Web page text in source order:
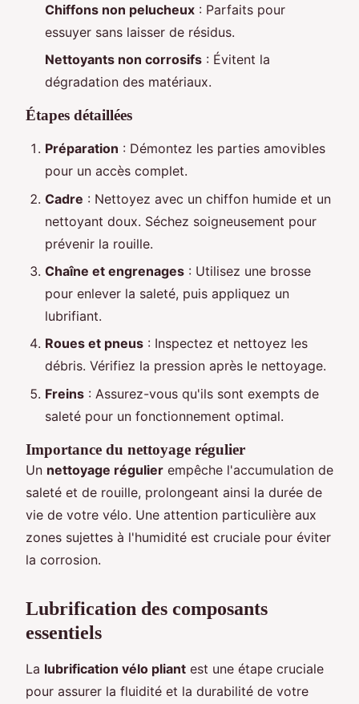
Chiffons non pelucheux : Parfaits pour
essuyer sans laisser de résidus.
Nettoyants non corrosifs : Évitent la
dégradation des matériaux.
Étapes détaillées
Préparation : Démontez les parties amovibles
pour un accès complet.
Cadre : Nettoyez avec un chiffon humide et un
nettoyant doux. Séchez soigneusement pour
prévenir la rouille.
Chaîne et engrenages : Utilisez une brosse
pour enlever la saleté, puis appliquez un
lubrifiant.
Roues et pneus : Inspectez et nettoyez les
débris. Vérifiez la pression après le nettoyage.
Freins : Assurez-vous qu'ils sont exempts de
saleté pour un fonctionnement optimal.
Importance du nettoyage régulier
Un nettoyage régulier empêche l'accumulation de
saleté et de rouille, prolongeant ainsi la durée de
vie de votre vélo. Une attention particulière aux
zones sujettes à l'humidité est cruciale pour éviter
la corrosion.
Lubrification des composants
essentiels
La lubrification vélo pliant est une étape cruciale
pour assurer la fluidité et la durabilité de votre